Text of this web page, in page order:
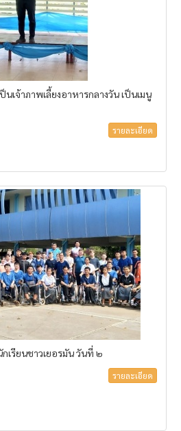
จ้าภาพเลี้ยงอาหารกลางวัน เป็นเมนู
รายละเอียด
เรียนชาวเยอรมัน วันที่ ๒
รายละเอียด